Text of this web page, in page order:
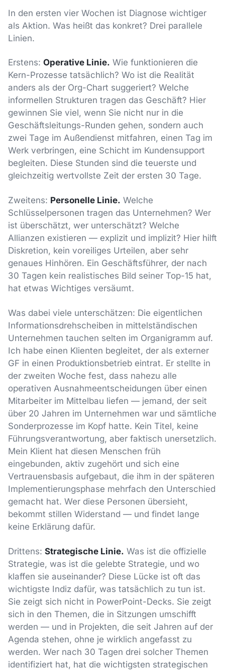
In den ersten vier Wochen ist Diagnose wichtiger
als Aktion. Was heißt das konkret? Drei parallele
Linien.
Erstens: Operative Linie. Wie funktionieren die
Kern-Prozesse tatsächlich? Wo ist die Realität
anders als der Org-Chart suggeriert? Welche
informellen Strukturen tragen das Geschäft? Hier
gewinnen Sie viel, wenn Sie nicht nur in die
Geschäftsleitungs-Runden gehen, sondern auch
zwei Tage im Außendienst mitfahren, einen Tag im
Werk verbringen, eine Schicht im Kundensupport
begleiten. Diese Stunden sind die teuerste und
gleichzeitig wertvollste Zeit der ersten 30 Tage.
Zweitens: Personelle Linie. Welche
Schlüsselpersonen tragen das Unternehmen? Wer
ist überschätzt, wer unterschätzt? Welche
Allianzen existieren — explizit und implizit? Hier hilft
Diskretion, kein voreiliges Urteilen, aber sehr
genaues Hinhören. Ein Geschäftsführer, der nach
30 Tagen kein realistisches Bild seiner Top-15 hat,
hat etwas Wichtiges versäumt.
Was dabei viele unterschätzen: Die eigentlichen
Informationsdrehscheiben in mittelständischen
Unternehmen tauchen selten im Organigramm auf.
Ich habe einen Klienten begleitet, der als externer
GF in einen Produktionsbetrieb eintrat. Er stellte in
der zweiten Woche fest, dass nahezu alle
operativen Ausnahmeentscheidungen über einen
Mitarbeiter im Mittelbau liefen — jemand, der seit
über 20 Jahren im Unternehmen war und sämtliche
Sonderprozesse im Kopf hatte. Kein Titel, keine
Führungsverantwortung, aber faktisch unersetzlich.
Mein Klient hat diesen Menschen früh
eingebunden, aktiv zugehört und sich eine
Vertrauensbasis aufgebaut, die ihm in der späteren
Implementierungsphase mehrfach den Unterschied
gemacht hat. Wer diese Personen übersieht,
bekommt stillen Widerstand — und findet lange
keine Erklärung dafür.
Drittens: Strategische Linie. Was ist die offizielle
Strategie, was ist die gelebte Strategie, und wo
klaffen sie auseinander? Diese Lücke ist oft das
wichtigste Indiz dafür, was tatsächlich zu tun ist.
Sie zeigt sich nicht in PowerPoint-Decks. Sie zeigt
sich in den Themen, die in Sitzungen umschifft
werden — und in Projekten, die seit Jahren auf der
Agenda stehen, ohne je wirklich angefasst zu
werden. Wer nach 30 Tagen drei solcher Themen
identifiziert hat, hat die wichtigsten strategischen